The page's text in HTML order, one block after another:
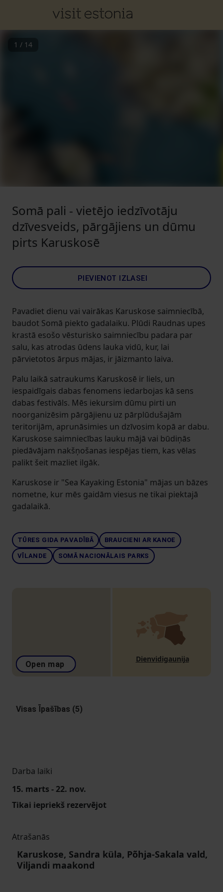
1 / 14
Somā pali - vietējo iedzīvotāju
dzīvesveids, pārgājiens un dūmu
pirts Karuskosē
PIEVIENOT IZLASEI
Pavadiet dienu vai vairākas Karuskose saimniecībā,
baudot Somā piekto gadalaiku. Plūdi Raudnas upes
krastā esošo vēsturisko saimniecību padara par
salu, kas atrodas ūdens lauka vidū, kur, lai
pārvietotos ārpus mājas, ir jāizmanto laiva.
Palu laikā satraukums Karuskosē ir liels, un
iespaidīgais dabas fenomens iedarbojas kā sens
dabas festivāls. Mēs iekursim dūmu pirti un
noorganizēsim pārgājienu uz pārplūdušajām
teritorijām, aprunāsimies un dzīvosim kopā ar dabu.
Karuskose saimniecības lauku mājā vai būdiņās
piedāvājam nakšņošanas iespējas tiem, kas vēlas
palikt šeit mazliet ilgāk.
Karuskose ir "Sea Kayaking Estonia" mājas un bāzes
nometne, kur mēs gaidām viesus ne tikai piektajā
gadalaikā.
TŪRES GIDA PAVADĪBĀ BRAUCIENI AR KANOE
VĪLANDE SOMĀ NACIONĀLAIS PARKS
Open map
Dienvidigaunija
Visas Īpašības (5)
Darba laiki
15. marts - 22. nov.
Tikai iepriekš rezervējot
Atrašanās
Karuskose, Sandra küla, Põhja-Sakala vald,
Viljandi maakond